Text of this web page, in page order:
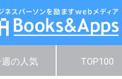
の人気 TOP100